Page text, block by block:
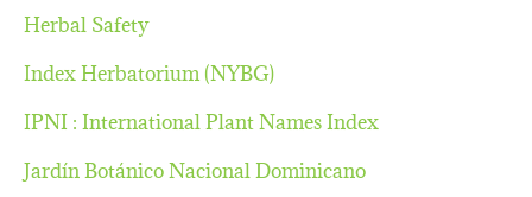
Herbal Safety
Index Herbatorium (NYBG)
IPNI : International Plant Names Index
Jardín Botánico Nacional Dominicano